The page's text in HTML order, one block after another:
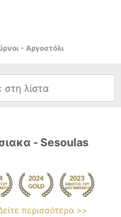
- Αργοστόλι
- Sesoulas
περισσότερα >>